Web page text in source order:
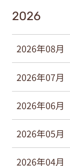
2026
2026年08月
2026年07月
2026年06月
2026年05月
2026年04月